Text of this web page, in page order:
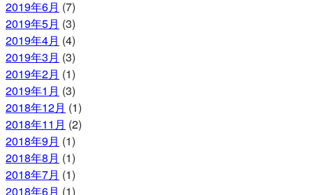
2019年6月 (7)
2019年5月 (3)
2019年4月 (4)
2019年3月 (3)
2019年2月 (1)
2019年1月 (3)
2018年12月 (1)
2018年11月 (2)
2018年9月 (1)
2018年8月 (1)
2018年7月 (1)
2018年6月 (1)